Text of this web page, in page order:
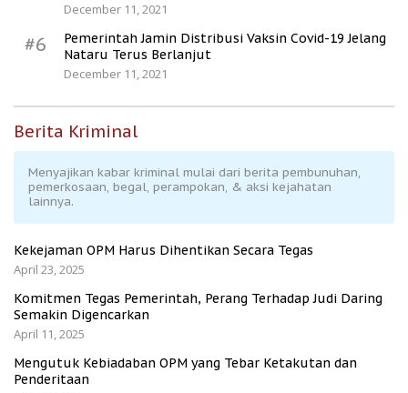
December 11, 2021
#6
Pemerintah Jamin Distribusi Vaksin Covid-19 Jelang
Nataru Terus Berlanjut
December 11, 2021
Berita Kriminal
Menyajikan kabar kriminal mulai dari berita pembunuhan,
pemerkosaan, begal, perampokan, & aksi kejahatan
lainnya.
Kekejaman OPM Harus Dihentikan Secara Tegas
April 23, 2025
Komitmen Tegas Pemerintah, Perang Terhadap Judi Daring
Semakin Digencarkan
April 11, 2025
Mengutuk Kebiadaban OPM yang Tebar Ketakutan dan
Penderitaan